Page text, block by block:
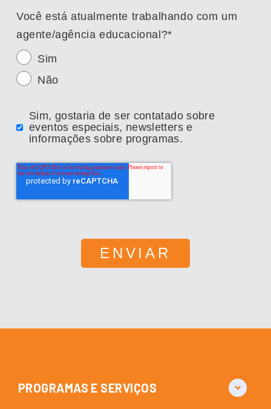
Você está atualmente trabalhando com um
agente/agência educacional?*
Sim
Não
Sim, gostaria de ser contatado sobre
eventos especiais, newsletters e
informações sobre programas.
PROGRAMAS E SERVIÇOS